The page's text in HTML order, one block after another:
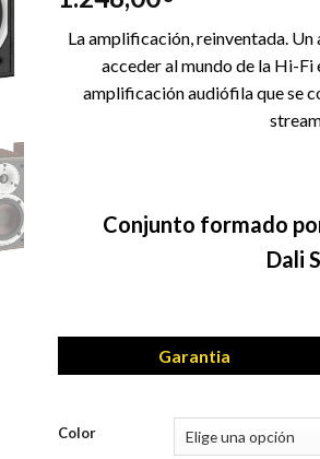
La amplificación, reinventada.
acceder al mundo de la Hi-Fi
amplificación audiófila que se
Conjunto formado
Dali
Garantia
Color